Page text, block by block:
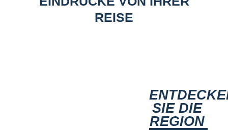
REISE
SIE DIE
REGION